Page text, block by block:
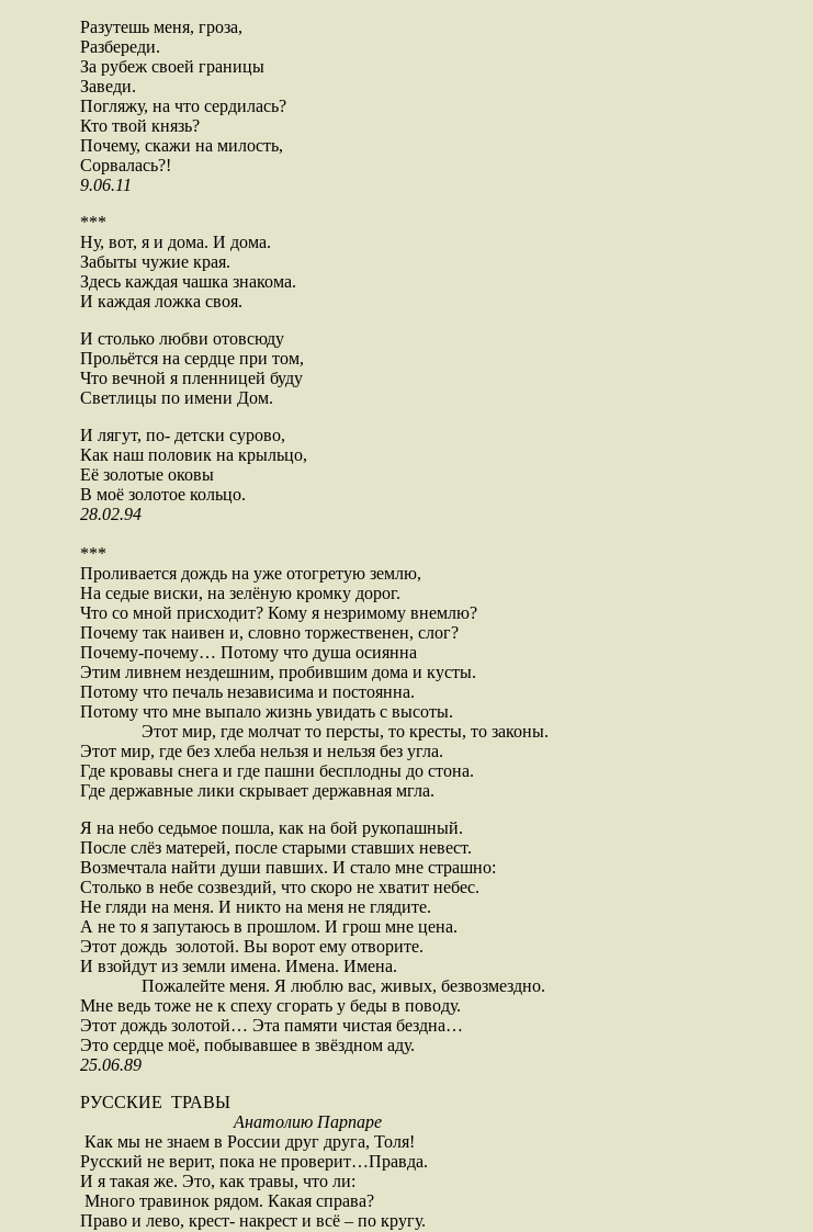
Разутешь меня, гроза,
Разбереди.
За рубеж своей границы
Заведи.
Погляжу, на что сердилась?
Кто твой князь?
Почему, скажи на милость,
Сорвалась?!
9.06.11
***
Ну, вот, я и дома. И дома.
Забыты чужие края.
Здесь каждая чашка знакома.
И каждая ложка своя.
И столько любви отовсюду
Прольётся на сердце при том,
Что вечной я пленницей буду
Светлицы по имени Дом.
И лягут, по- детски сурово,
Как наш половик на крыльцо,
Её золотые оковы
В моё золотое кольцо.
28.02.94
***
Проливается дождь на уже отогретую землю,
На седые виски, на зелёную кромку дорог.
Что со мной присходит? Кому я незримому внемлю?
Почему так наивен и, словно торжественен, слог?
Почему-почему… Потому что душа осиянна
Этим ливнем нездешним, пробившим дома и кусты.
Потому что печаль независима и постоянна.
Потому что мне выпало жизнь увидать с высоты.
Этот мир, где молчат то персты, то кресты, то законы.
Этот мир, где без хлеба нельзя и нельзя без угла.
Где кровавы снега и где пашни бесплодны до стона.
Где державные лики скрывает державная мгла.
Я на небо седьмое пошла, как на бой рукопашный.
После слёз матерей, после старыми ставших невест.
Возмечтала найти души павших. И стало мне страшно:
Столько в небе созвездий, что скоро не хватит небес.
Не гляди на меня. И никто на меня не глядите.
А не то я запутаюсь в прошлом. И грош мне цена.
Этот дождь золотой. Вы ворот ему отворите.
И взойдут из земли имена. Имена. Имена.
Пожалейте меня. Я люблю вас, живых, безвозмездно.
Мне ведь тоже не к спеху сгорать у беды в поводу.
Этот дождь золотой… Эта памяти чистая бездна…
Это сердце моё, побывавшее в звёздном аду.
25.06.89
РУССКИЕ ТРАВЫ
Анатолию Парпаре
Как мы не знаем в России друг друга, Толя!
Русский не верит, пока не проверит…Правда.
И я такая же. Это, как травы, что ли:
Много травинок рядом. Какая справа?
Право и лево, крест- накрест и всё – по кругу.